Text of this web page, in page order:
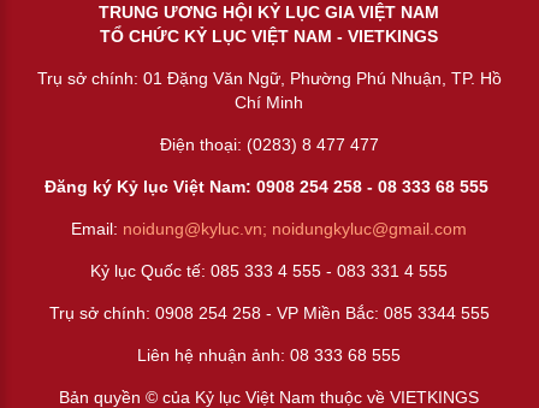
TRUNG ƯƠNG HỘI KỶ LỤC GIA VIỆT NAM
TỔ CHỨC KỶ LỤC VIỆT NAM - VIETKINGS
Trụ sở chính: 01 Đặng Văn Ngữ, Phường Phú Nhuận, TP. Hồ
Chí Minh
Điện thoại: (0283) 8 477 477
Đăng ký Kỷ lục Việt Nam: 0908 254 258 -08 333 68 555
Email: noidung@kyluc.vn; noidungkyluc@gmail.com
Kỷ lục Quốc tế: 085 333 4 555 - 083 331 4 555
Trụ sở chính: 0908 254 258 - VP Miền Bắc: 085 3344 555
Liên hệ nhuận ảnh:08 333 68 555
Bản quyền © của Kỷ lục Việt Nam thuộc về VIETKINGS